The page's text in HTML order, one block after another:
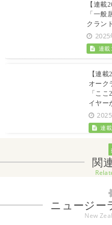
【連載
「一般
クラン
2025
連載
【連
オーク
「こ
イヤー
連
関
ニュージー
New